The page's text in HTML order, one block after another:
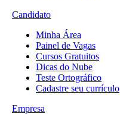
Candidato
Minha Área
Painel de Vagas
Cursos Gratuitos
Dicas do Nube
Teste Ortográfico
Cadastre seu currículo
Empresa